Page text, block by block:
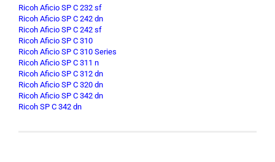
Ricoh Aficio SP C 232 sf
Ricoh Aficio SP C 242 dn
Ricoh Aficio SP C 242 sf
Ricoh Aficio SP C 310
Ricoh Aficio SP C 310 Series
Ricoh Aficio SP C 311 n
Ricoh Aficio SP C 312 dn
Ricoh Aficio SP C 320 dn
Ricoh Aficio SP C 342 dn
Ricoh SP C 342 dn